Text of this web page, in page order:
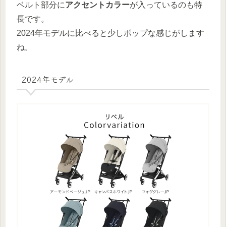
ベルト部分にアクセントカラーが入っているのも特
長です。
2024年モデルに比べると少しポップな感じがします
ね。
2024年モデル